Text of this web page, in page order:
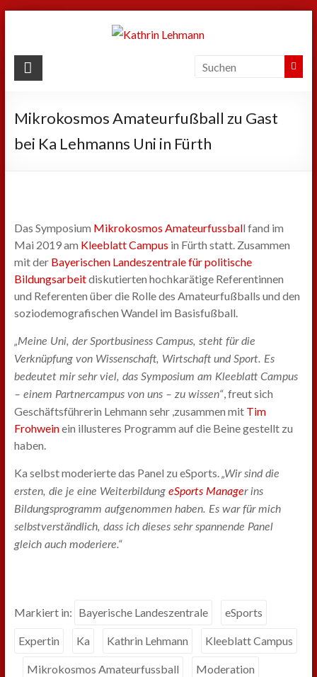
springen
Kathrin
Sport
Business
Mikrokosmos Amateurfußball zu Gast
bei Ka Lehmanns Uni in Fürth
Das Symposium Mikrokosmos Amateurfussball fand im
Mai 2019 am Kleeblatt Campus in Fürth statt. Zusammen
mit der Bayerischen Landeszentrale für politische
Bildungsarbeitdiskutierten hochkarätige Referentinnen
und Referenten über die Rolle des Amateurfußballs und den
soziodemografischen Wandel im Basisfußball.
„Meine Uni, der Sportbusiness Campus, steht für die
Verknüpfung von Wissenschaft, Wirtschaft und Sport. Es
bedeutet mir sehr viel, das Symposium am Kleeblatt Campus
– einem Partnercampus von uns – zu wissen“, freut sich
Geschäftsführerin Lehmann sehr ,zusammen mit Tim
Frohweinein illusteres Programm auf die Beine gestellt zu
haben.
Ka selbst moderierte das Panel zu eSports.„Wir sind die
ersten, die je eine Weiterbildung eSports Manager ins
Bildungsprogramm aufgenommen haben. Es war für mich
selbstverständlich, dass ich dieses sehr spannende Panel
gleich auch moderiere.“
Markiert in: Bayerische Landeszentrale eSports
Expertin Ka Kathrin Lehmann Kleeblatt Campus
Mikrokosmos Amateurfussball Moderation